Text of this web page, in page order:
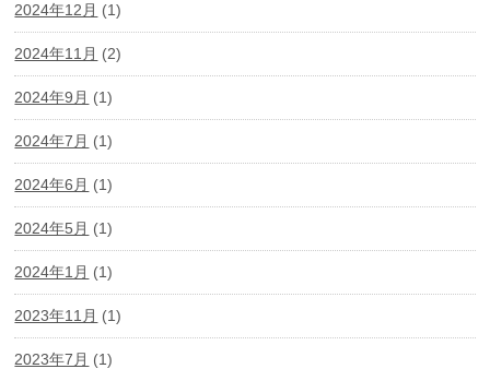
2024年12月 (1)
2024年11月 (2)
2024年9月 (1)
2024年7月 (1)
2024年6月 (1)
2024年5月 (1)
2024年1月 (1)
2023年11月 (1)
2023年7月 (1)